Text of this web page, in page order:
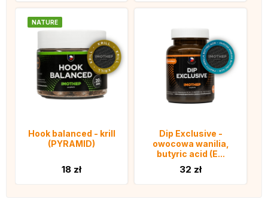
NATURE
Hook balanced - krill
(PYRAMID)
18 zł
Dip Exclusive -
owocowa wanilia,
butyric acid (E...
32 zł